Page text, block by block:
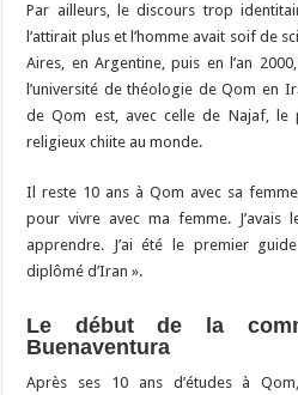
Par ailleurs, le discours trop
l’attirait plus et l’homme avait soif de
Aires, en Argentine, puis en l’an
l’université de théologie de Qom en
de Qom est, avec celle de Najaf, le
religieux chiite au monde.
Il reste 10 ans à Qom avec sa
pour vivre avec ma femme. J’avais
apprendre. J’ai été le premier
diplômé d’Iran ».
Le début de la
Buenaventura
Après ses 10 ans d’études à